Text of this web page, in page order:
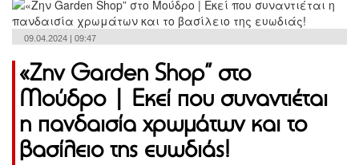
09.04.2024 | 09:47
«Ζην Garden Shop” στο
Μούδρο | Εκεί που συναντιέται
η πανδαισία χρωμάτων και το
βασίλειο της ευωδιάς!